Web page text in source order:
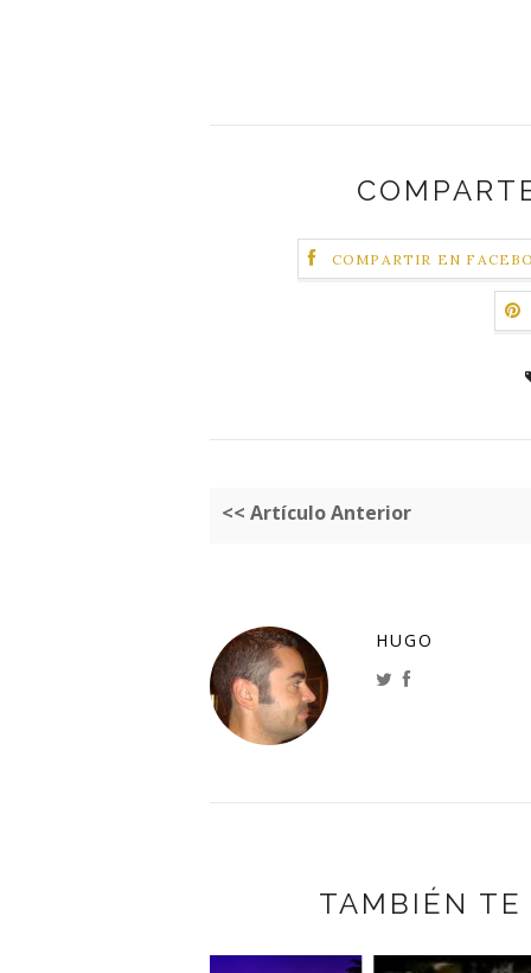
COMPARTIR EN
<< Artículo Anterior
HUGO
TAMBIÉN TE